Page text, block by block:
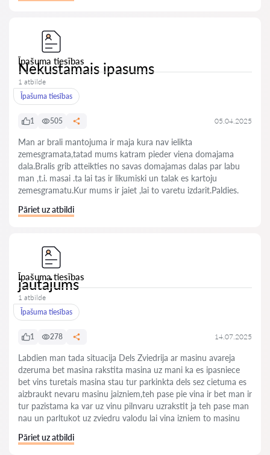
Īpašuma tiesības
Nekustamais ipasums
1 atbilde
Īpašuma tiesības
1 505 05.04.2025
Man ar brali mantojuma ir maja kura nav ielikta
zemesgramata,tatad mums katram pieder viena domajama
dala.Bralis grib atteikties no savas domajamas dalas par labu
man ,t.i. masai .ta lai tas ir likumiski un talak es kartoju
zemesgramatu.Kur mums ir jaiet ,lai to varetu izdarit.Paldies.
Pāriet uz atbildi
Īpašuma tiesības
jautajums
1 atbilde
Īpašuma tiesības
1 278 14.07.2025
Labdien man tada situacija Dels Zviedrija ar masinu avareja
dzeruma bet masina rakstita masina uz mani ka es ipasniece
bet vins turetais masina stau tur parkinkta dels sez cietuma es
aizbraukt nevaru masinu jaizniem,teh pase pie vina ir bet man ir
tur pazistama ka var uz vinu pilnvaru uzrakstit ja teh pase man
nau un parltukot uz zviedru valodu lai vina izniem to masinu
Pāriet uz atbildi